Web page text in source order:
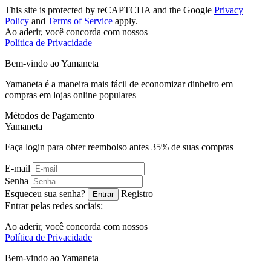
This site is protected by reCAPTCHA and the Google Privacy
Policy and Terms of Service apply.
Ao aderir, você concorda com nossos
Política de Privacidade
Bem-vindo aoYamaneta
Yamaneta é a maneira mais fácil de economizar dinheiro em
compras em lojas online populares
Métodos de Pagamento
Yamaneta
Faça login para obter reembolso antes 35% de suas compras
E-mail
Senha
Esqueceu sua senha?
Entrar
Registro
Entrar pelas redes sociais:
Ao aderir, você concorda com nossos
Política de Privacidade
Bem-vindo aoYamaneta